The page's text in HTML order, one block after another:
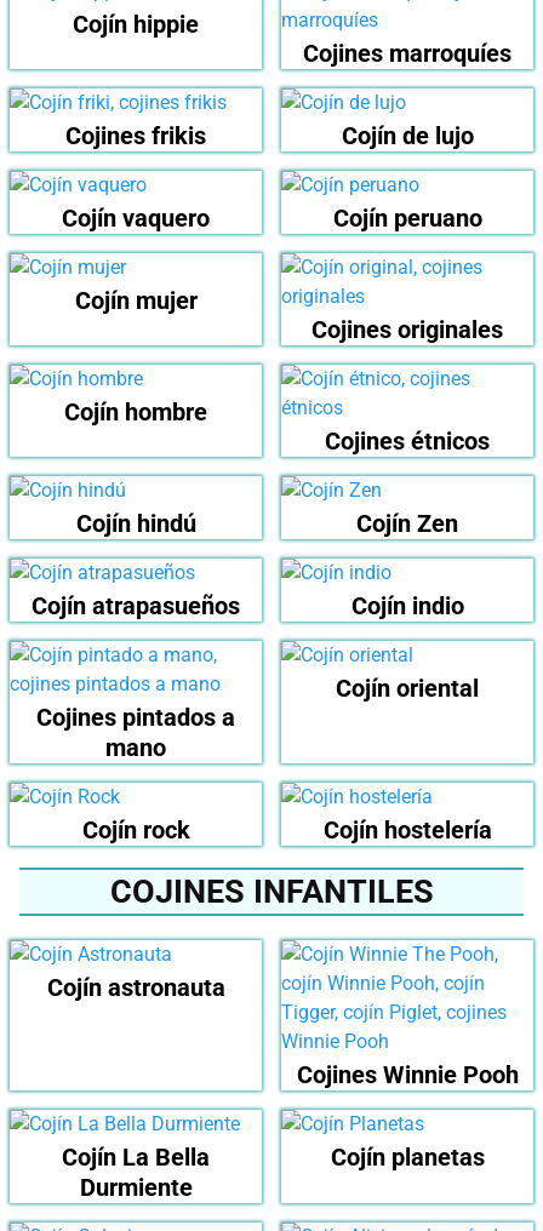
Cojín hippie
Cojines marroquíes
Cojines frikis Cojín de lujo
Cojín vaquero Cojín peruano
Cojín mujer
Cojines originales
Cojín hombre
Cojines étnicos
Cojín hindú Cojín Zen
Cojín atrapasueños Cojín indio
Cojines pintados a
mano
Cojín oriental
Cojín rock Cojín hostelería
COJINES INFANTILES
Cojín astronauta
Cojines Winnie Pooh
Cojín La Bella
Durmiente
Cojín planetas